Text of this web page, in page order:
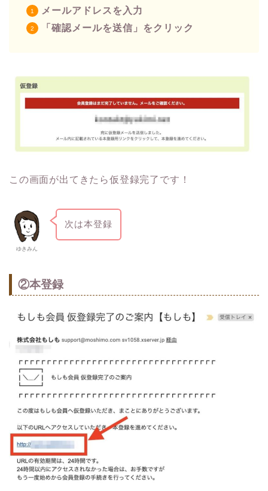
メールアドレスを入力
「確認メールを送信」をクリック
この画面が出てきたら仮登録完了です！
ゆきみん
次は本登録
②本登録